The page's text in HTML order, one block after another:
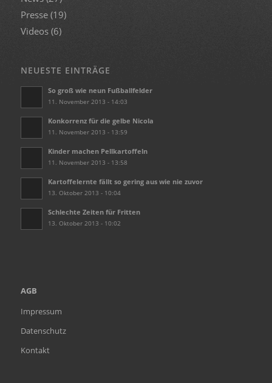
Presse(19)
Videos(6)
NEUESTE EINTRÄGE
So groß wie neun Fußballfelder
11. November 2013 - 14:03
Konkorrenz für die gelbe Nicola
11. November 2013 - 13:59
Kinder machen Pellkartoffeln
11. November 2013 - 13:58
Kartoffelernte fällt so gering aus wie nie zuvor
13. Oktober 2013 - 10:04
Schlechte Zeiten für Fritten
13. Oktober 2013 - 10:02
AGB
Impressum
Datenschutz
Kontakt